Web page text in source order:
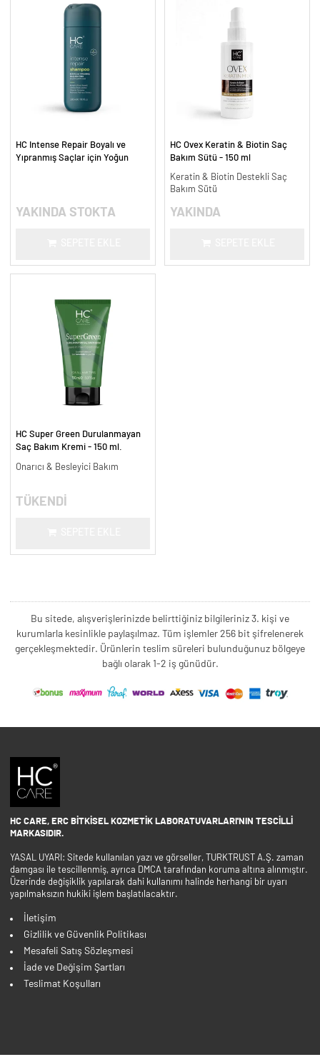
HC Intense Repair Boyalı ve
Yıpranmış Saçlar için Yoğun
YAKINDA STOKTA
HC Ovex Keratin & Biotin Saç
Bakım Sütü - 150 ml
Keratin & Biotin Destekli Saç
Bakım Sütü
YAKINDA
HC Super Green Durulanmayan
Saç Bakım Kremi - 150 ml.
Onarıcı & Besleyici Bakım
TÜKENDİ
Bu sitede, alışverişlerinizde belirttiğiniz bilgileriniz 3. kişi ve
kurumlarla kesinlikle paylaşılmaz. Tüm işlemler 256 bit şifrelenerek
gerçekleşmektedir. Ürünlerin teslim süreleri bulunduğunuz bölgeye
bağlı olarak 1-2 iş günüdür.
HC CARE, ERC BITKISEL KOZMETIK LABORATUVARLARI'NIN TESCILLI
MARKASIDIR.
YASAL UYARI: Sitede kullanılan yazı ve görseller, TURKTRUST A.Ş. zaman
damgası ile tescillenmiş, ayrıca DMCA tarafından koruma altına alınmıştır.
Üzerinde değişiklik yapılarak dahi kullanımı halinde herhangi bir uyarı
yapılmaksızın hukiki işlem başlatılacaktır.
İletişim
Gizlilik ve Güvenlik Politikası
Mesafeli Satış Sözleşmesi
İade ve Değişim Şartları
Teslimat Koşulları